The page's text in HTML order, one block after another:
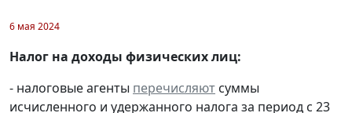
6 мая 2024
Налог на доходы физических лиц:
- налоговые агенты перечисляют суммы
исчисленного и удержанного налога за период с 23